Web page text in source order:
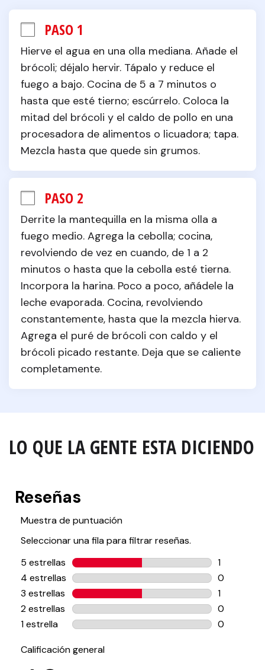
PASO 1
Hierve el agua en una olla mediana. Añade el
brócoli; déjalo hervir. Tápalo y reduce el
fuego a bajo. Cocina de 5 a 7 minutos o
hasta que esté tierno; escúrrelo. Coloca la
mitad del brócoli y el caldo de pollo en una
procesadora de alimentos o licuadora; tapa.
Mezcla hasta que quede sin grumos.
PASO 2
Derrite la mantequilla en la misma olla a
fuego medio. Agrega la cebolla; cocina,
revolviendo de vez en cuando, de 1 a 2
minutos o hasta que la cebolla esté tierna.
Incorpora la harina. Poco a poco, añádele la
leche evaporada. Cocina, revolviendo
constantemente, hasta que la mezcla hierva.
Agrega el puré de brócoli con caldo y el
brócoli picado restante. Deja que se caliente
completamente.
LO QUE LA GENTE ESTA DICIENDO